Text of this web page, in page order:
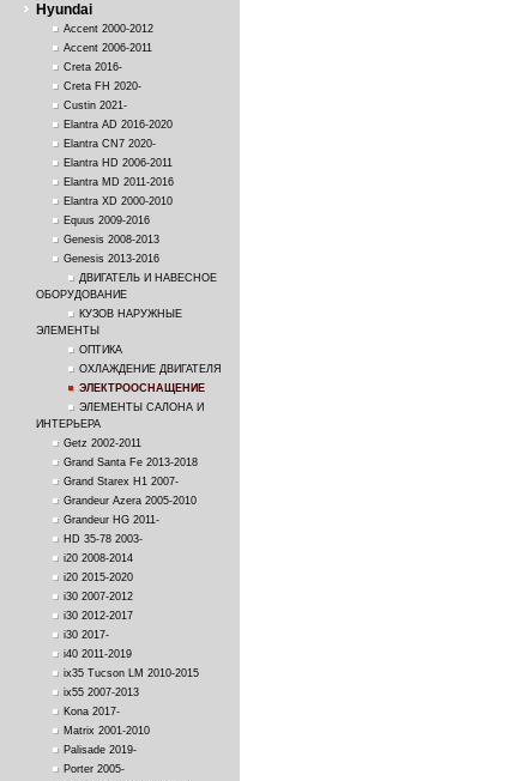
Hyundai
Accent 2000-2012
Accent 2006-2011
Creta 2016-
Creta FH 2020-
Custin 2021-
Elantra AD 2016-2020
Elantra CN7 2020-
Elantra HD 2006-2011
Elantra MD 2011-2016
Elantra XD 2000-2010
Equus 2009-2016
Genesis 2008-2013
Genesis 2013-2016
ДВИГАТЕЛЬ И НАВЕСНОЕ
ОБОРУДОВАНИЕ
КУЗОВ НАРУЖНЫЕ
ЭЛЕМЕНТЫ
ОПТИКА
ОХЛАЖДЕНИЕ ДВИГАТЕЛЯ
ЭЛЕКТРООСНАЩЕНИЕ
ЭЛЕМЕНТЫ САЛОНА И
ИНТЕРЬЕРА
Getz 2002-2011
Grand Santa Fe 2013-2018
Grand Starex H1 2007-
Grandeur Azera 2005-2010
Grandeur HG 2011-
HD 35-78 2003-
i20 2008-2014
i20 2015-2020
i30 2007-2012
i30 2012-2017
i30 2017-
i40 2011-2019
ix35 Tucson LM 2010-2015
ix55 2007-2013
Kona 2017-
Matrix 2001-2010
Palisade 2019-
Porter 2005-